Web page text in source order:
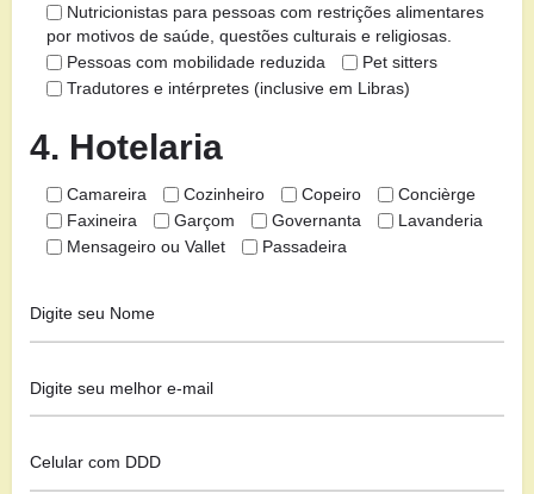
Nutricionistas para pessoas com restrições alimentares
por motivos de saúde, questões culturais e religiosas.
Pessoas com mobilidade reduzida
Pet sitters
Tradutores e intérpretes (inclusive em Libras)
4. Hotelaria
Camareira Cozinheiro Copeiro
Concièrge
Faxineira
Garçom Governanta
Lavanderia
Mensageiro ou Vallet
Passadeira